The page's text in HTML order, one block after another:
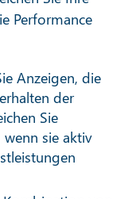
Performance
Anzeigen, die
der
Sie
sie aktiv